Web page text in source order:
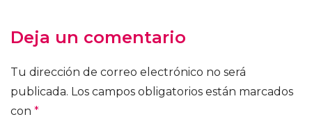
Deja un comentario
Tu dirección de correo electrónico no será
publicada. Los campos obligatorios están marcados
con *